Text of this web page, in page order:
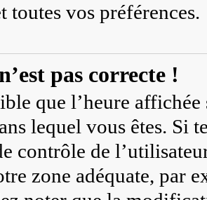
toutes vos préférences.
pas correcte !
que l’heure
lequel vous êtes. Si
contrôle de
zone adéquate, par